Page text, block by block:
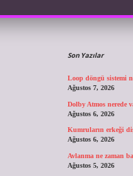
Son Yazılar
Loop döngü sistemi
Ağustos 7, 2026
Dolby Atmos nerede
Ağustos 6, 2026
Kumruların erkeği
Ağustos 6, 2026
Avlanma ne zaman
Ağustos 5, 2026